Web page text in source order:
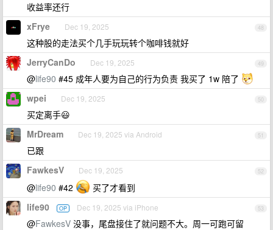
收益率还行
48
xFrye Dec 19, 2025
这种股的走法买个几手玩玩转个咖啡钱就好
49
JerryCanDo Dec 19, 2025
@life90 #45 成年人要为自己的行为负责 我买了 1w 陪了
50
wpei Dec 19, 2025
买定离手😃
51
MrDream Dec 19, 2025 via Android
已跟
52
FawkesV Dec 19, 2025
@life90 #42 买了才看到
53
life90 OP Dec 19, 2025 via iPhone
@FawkesV 没事，尾盘接住了就问题不大。周一可跑可留